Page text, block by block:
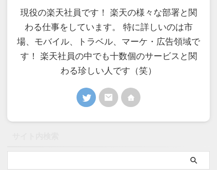
現役の楽天社員です！ 楽天の様々な部署と関
わる仕事をしています。 特に詳しいのは市
場、モバイル、トラベル、マーケ・広告領域で
す！ 楽天社員の中でも十数個のサービスと関
わる珍しい人です（笑）